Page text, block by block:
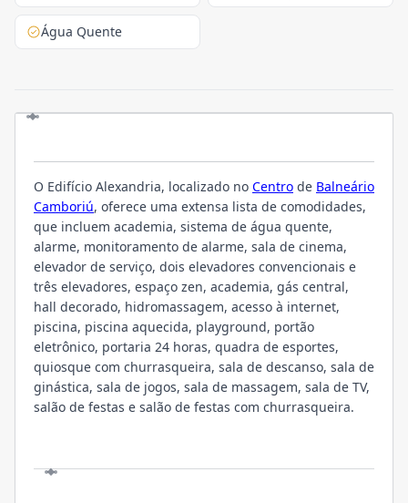
Água Quente
O Edifício Alexandria, localizado no Centro de Balneário
Camboriú, oferece uma extensa lista de comodidades,
que incluem academia, sistema de água quente,
alarme, monitoramento de alarme, sala de cinema,
elevador de serviço, dois elevadores convencionais e
três elevadores, espaço zen, academia, gás central,
hall decorado, hidromassagem, acesso à internet,
piscina, piscina aquecida, playground, portão
eletrônico, portaria 24 horas, quadra de esportes,
quiosque com churrasqueira, sala de descanso, sala de
ginástica, sala de jogos, sala de massagem, sala de TV,
salão de festas e salão de festas com churrasqueira.